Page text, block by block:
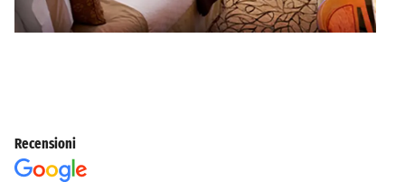
Recensioni